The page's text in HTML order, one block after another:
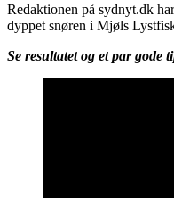
Redaktionen på sydnyt.dk
dyppet snøren i Mjøls
Se resultatet og et par gode